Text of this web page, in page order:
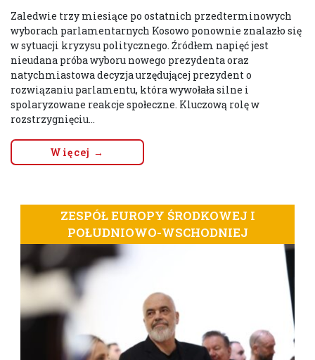
Zaledwie trzy miesiące po ostatnich przedterminowych
wyborach parlamentarnych Kosowo ponownie znalazło się
w sytuacji kryzysu politycznego. Źródłem napięć jest
nieudana próba wyboru nowego prezydenta oraz
natychmiastowa decyzja urzędującej prezydent o
rozwiązaniu parlamentu, która wywołała silne i
spolaryzowane reakcje społeczne. Kluczową rolę w
rozstrzygnięciu...
Więcej →
ZESPÓŁ EUROPY ŚRODKOWEJ I
POŁUDNIOWO-WSCHODNIEJ